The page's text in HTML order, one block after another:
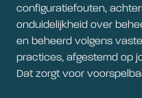
configuratiefouten,
onduidelijkheid over
en beheerd volgens
practices, afgestemd op
Dat zorgt voor